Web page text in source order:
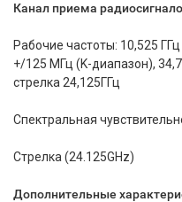
Канал приема
Рабочие частоты: 10,525
+/125 МГц (K-диапазон),
стрелка 24,125ГГц
Спектральная
Стрелка (24.125GHz)
Дополнительные